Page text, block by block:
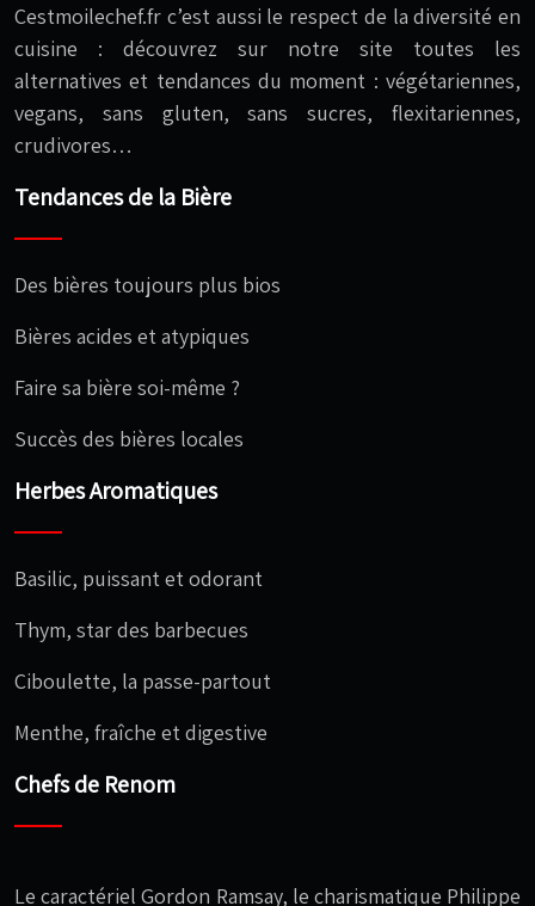
Cestmoilechef.fr c’est aussi le respect de la diversité en
cuisine : découvrez sur notre site toutes les
alternatives et tendances du moment : végétariennes,
vegans, sans gluten, sans sucres, flexitariennes,
crudivores…
Tendances de la Bière
Des bières toujours plus bios
Bières acides et atypiques
Faire sa bière soi-même ?
Succès des bières locales
Herbes Aromatiques
Basilic, puissant et odorant
Thym, star des barbecues
Ciboulette, la passe-partout
Menthe, fraîche et digestive
Chefs de Renom
Le caractériel Gordon Ramsay, le charismatique Philippe